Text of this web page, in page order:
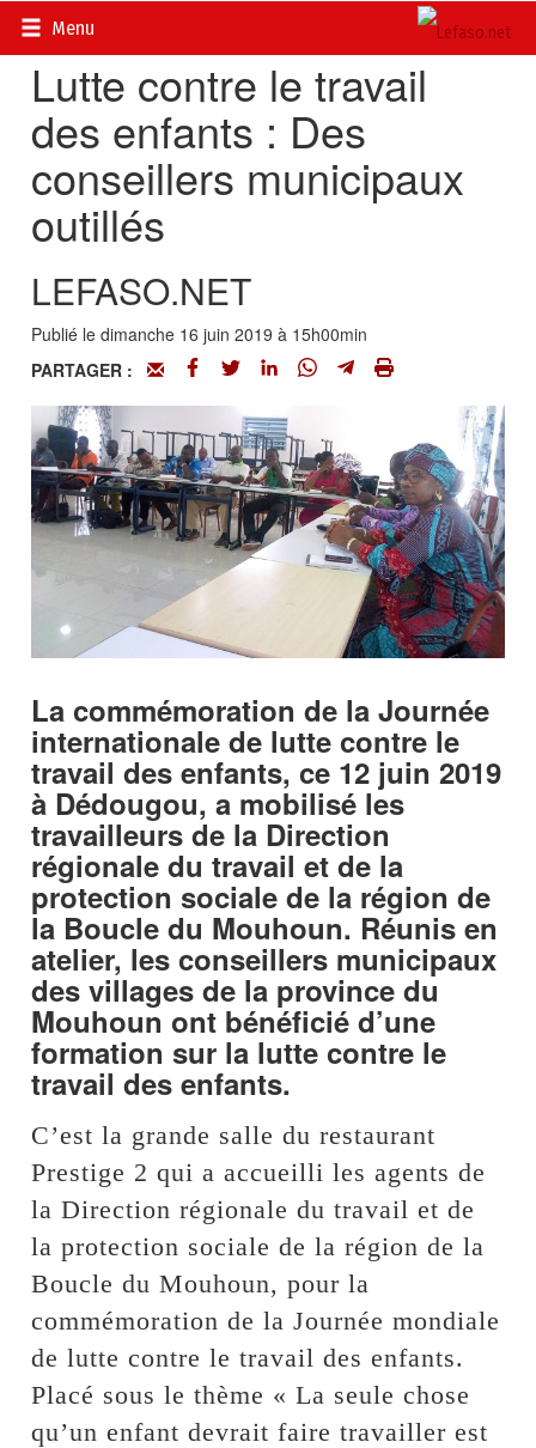
Menu
Accueil>
Lutte contre le travail
des enfants : Des
conseillers municipaux
outillés
LEFASO.NET
Publié le dimanche 16 juin 2019 à 15h00min
PARTAGER :
La commémoration de la Journée
internationale de lutte contre le
travail des enfants, ce 12 juin 2019
à Dédougou, a mobilisé les
travailleurs de la Direction
régionale du travail et de la
protection sociale de la région de
la Boucle du Mouhoun. Réunis en
atelier, les conseillers municipaux
des villages de la province du
Mouhoun ont bénéficié d’une
formation sur la lutte contre le
travail des enfants.
C’est la grande salle du restaurant
Prestige 2 qui a accueilli les agents de
la Direction régionale du travail et de
la protection sociale de la région de la
Boucle du Mouhoun, pour la
commémoration de la Journée mondiale
de lutte contre le travail des enfants.
Placé sous le thème « La seule chose
qu’un enfant devrait faire travailler est